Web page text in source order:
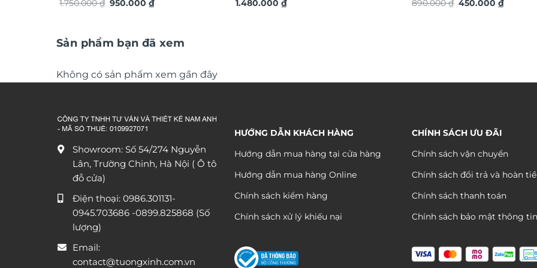
phong thủy TG4913S
1.750.000₫ Giá
950.000₫Giá
950.000 ₫.
xuôi gió TDV18
1.480.000₫
TG4915S
890.000₫ Giá
450.000₫Giá
Sản phẩm bạn đã xem
Không có sản phẩm xem gần đây
Showroom: Số 54/274 Nguyễn
Lân, Trường Chinh, Hà Nội ( Ô tô
đỗ cửa)
Điện thoại: 0986.301131-
0945.703686 -0899.825868 (Số
lượng)
Email:
contact@tuongxinh.com.vn
HƯỚNG DẪN KHÁCH HÀNG
Hướng dẫn mua hàng tại cửa hàng
Hướng dẫn mua hàng Online
Chính sách kiểm hàng
Chính sách xử lý khiếu nại
CHÍNH SÁCH ƯU ĐÃI
Chính sách vận chuyển
Chính sách đổi trả và hoàn
Chính sách thanh toán
Chính sách bảo mật thông tin